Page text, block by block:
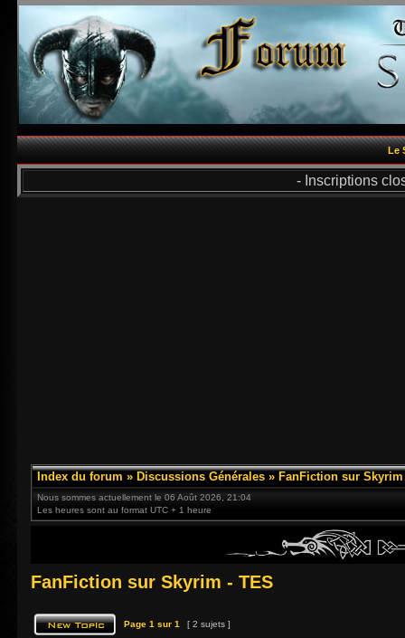
Le
- Inscriptions
Index du forum » Discussions Générales » FanFiction sur Skyrim
Nous sommes actuellement le 06 Août 2026, 21:04
Les heures sont au format UTC + 1 heure
FanFiction sur Skyrim - TES
Page 1 sur 1 [ 2 sujets ]